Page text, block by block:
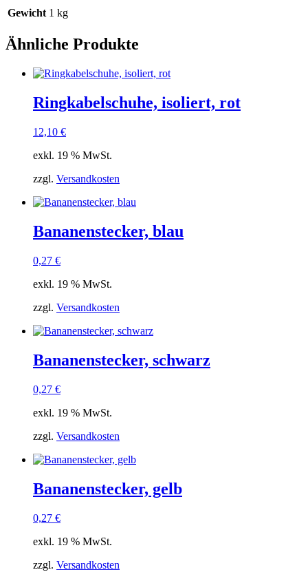
Gewicht 1 kg
Ähnliche Produkte
Ringkabelschuhe, isoliert, rot
12,10 €
exkl. 19 % MwSt.
zzgl. Versandkosten
Bananenstecker, blau
0,27 €
exkl. 19 % MwSt.
zzgl. Versandkosten
Bananenstecker, schwarz
0,27 €
exkl. 19 % MwSt.
zzgl. Versandkosten
Bananenstecker, gelb
0,27 €
exkl. 19 % MwSt.
zzgl. Versandkosten